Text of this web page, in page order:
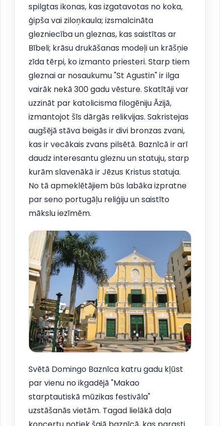
spilgtas ikonas, kas izgatavotas no koka,
ģipša vai ziloņkaula; izsmalcināta
glezniecība un gleznas, kas saistītas ar
Bībeli; krāsu drukāšanas modeļi un krāšņie
zīda tērpi, ko izmanto priesteri. Starp tiem
gleznai ar nosaukumu "St Agustin" ir ilga
vairāk nekā 300 gadu vēsture. Skatītāji var
uzzināt par katolicisma filogēniju Āzijā,
izmantojot šīs dārgās relikvijas. Sakristejas
augšējā stāva beigās ir divi bronzas zvani,
kas ir vecākais zvans pilsētā. Baznīcā ir arī
daudz interesantu gleznu un statuju, starp
kurām slavenākā ir Jēzus Kristus statuja.
No tā apmeklētājiem būs labāka izpratne
par seno portugāļu reliģiju un saistīto
mākslu iezīmēm.
Svētā Domingo Baznīca katru gadu kļūst
par vienu no ikgadējā "Makao
starptautiskā mūzikas festivāla"
uzstāšanās vietām. Tagad lielākā daļa